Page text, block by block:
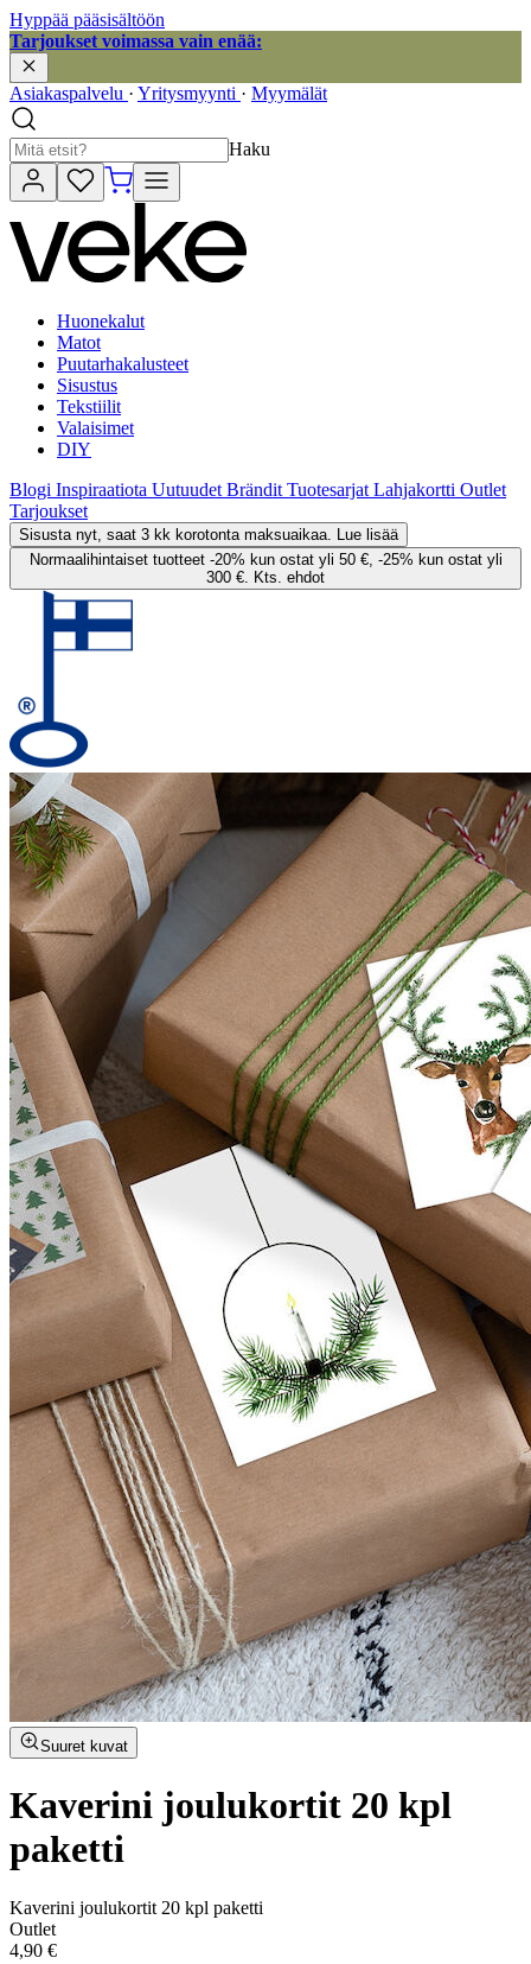
Hyppää pääsisältöön
Tarjoukset voimassa vain enää:
Asiakaspalvelu · Yritysmyynti · Myymälät
Haku
Huonekalut
Matot
Puutarhakalusteet
Sisustus
Tekstiilit
Valaisimet
DIY
Blogi Inspiraatiota Uutuudet Brändit Tuotesarjat Lahjakortti Outlet
Tarjoukset
Sisusta nyt, saat 3 kk korotonta maksuaikaa. Lue lisää
Normaalihintaiset tuotteet -20% kun ostat yli 50 €, -25% kun ostat yli
300 €. Kts. ehdot
Suuret kuvat
Kaverini joulukortit 20 kpl
paketti
Kaverini joulukortit 20 kpl paketti
Outlet
4,90 €